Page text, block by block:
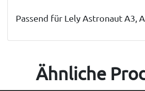
Passend für Lely Astronaut A3,
Ähnliche